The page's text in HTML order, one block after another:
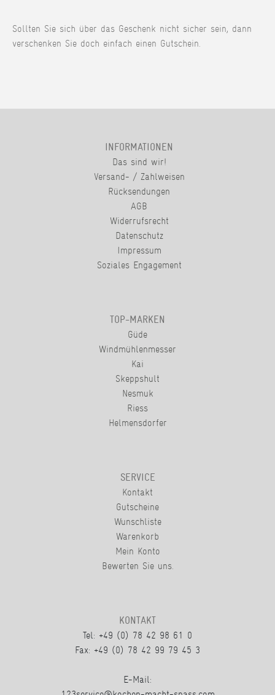
Sollten Sie sich über das Geschenk nicht sicher sein, dann
verschenken Sie doch einfach einen Gutschein.
INFORMATIONEN
Das sind wir!
Versand- / Zahlweisen
Rücksendungen
AGB
Widerrufsrecht
Datenschutz
Impressum
Soziales Engagement
TOP-MARKEN
Güde
Windmühlenmesser
Kai
Skeppshult
Nesmuk
Riess
Helmensdorfer
SERVICE
Kontakt
Gutscheine
Wunschliste
Warenkorb
Mein Konto
Bewerten Sie uns.
KONTAKT
Tel: +49 (0) 78 42 98 61 0
Fax: +49 (0) 78 42 99 79 45 3
E-Mail: